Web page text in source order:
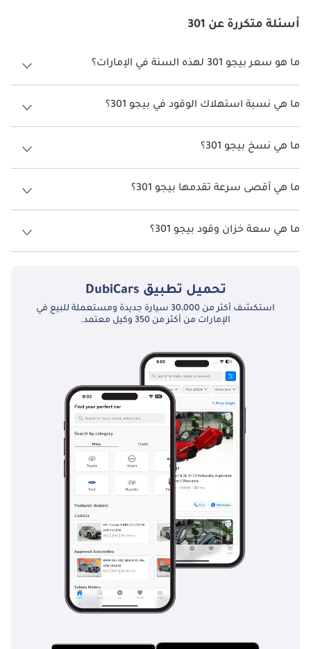
أسئلة متكررة عن 301
ما هو سعر بيجو 301 لهذه السنة في الإمارات؟
بيجو 301 لهذه السنة في الإمارات هو TBD.
ما هي نسبة استهلاك الوقود في بيجو 301؟
اقترحت الشركة المصنعة أن تكون نسبة توفير استهلاك الوقود لسيارة بيجو
301 هو TBD.
ما هي نسخ بيجو 301؟
نسخ بيجو 301 هي .
ما هي أقصى سرعة تقدمها بيجو 301؟
السرعة القصوى بيجو 301 هي TBD.
ما هي سعة خزان وقود بيجو 301؟
تبلغ سعة خزان الوقود في بيجو 301 TBD.
تحميل تطبيق DubiCars
استكشف أكثر من 30،000 سيارة جديدة ومستعملة للبيع في
الإمارات من أكثر من 350 وكيل معتمد.